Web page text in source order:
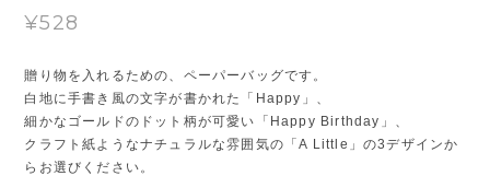
¥528
贈り物を入れるための、ペーパーバッグです。
白地に手書き風の文字が書かれた「Happy」、
細かなゴールドのドット柄が可愛い「Happy Birthday」、
クラフト紙ようなナチュラルな雰囲気の「A Little」の3デザインか
らお選びください。